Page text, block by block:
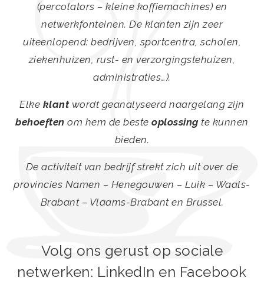
(percolators – kleine koffiemachines) en
netwerkfonteinen. De klanten zijn zeer
uiteenlopend: bedrijven, sportcentra, scholen,
ziekenhuizen, rust- en verzorgingstehuizen,
administraties…).
Elke klantwordt geanalyseerd naargelang zijn
behoeften om hem de besteoplossing te kunnen
bieden.
De activiteit van bedrijf strekt zich uit over de
provincies Namen – Henegouwen – Luik – Waals-
Brabant – Vlaams-Brabant en Brussel.
Volg ons gerust op sociale
netwerken: LinkedIn en Facebook